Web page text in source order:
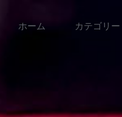
ン
ホーム カテゴリー